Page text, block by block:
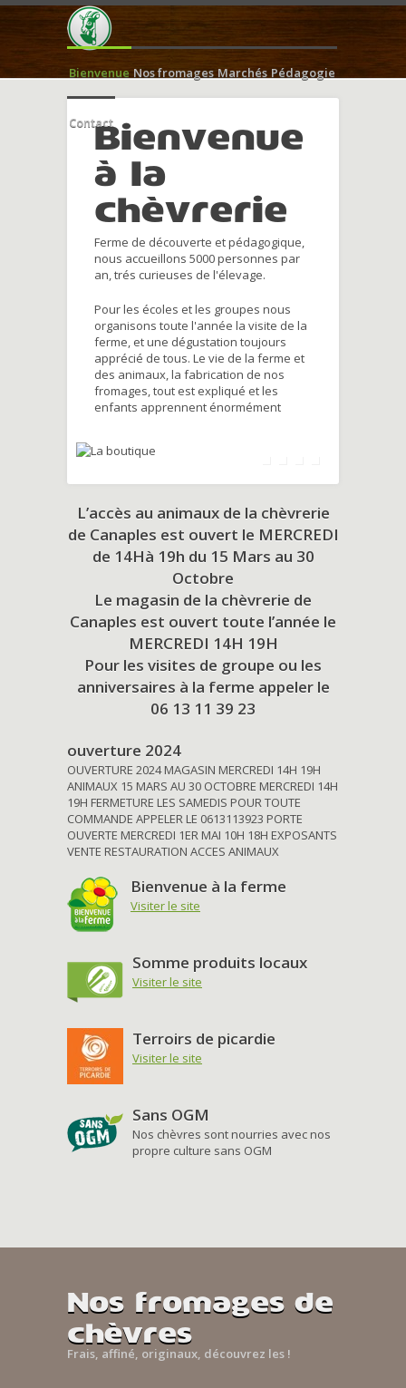
Bienvenue Nos fromages Marchés Pédagogie
ContactBienvenue
à la
chèvrerie
Ferme de découverte et pédagogique,
nous accueillons 5000 personnes par
an, trés curieuses de l'élevage.
Pour les écoles et les groupes nous
organisons toute l'année la visite de la
ferme, et une dégustation toujours
apprécié de tous. Le vie de la ferme et
des animaux, la fabrication de nos
fromages, tout est expliqué et les
enfants apprennent énormément
L’accès au animaux de la chèvrerie
de Canaples est ouvert le MERCREDI
de 14Hà 19h du 15 Mars au 30
Octobre
Le magasin de la chèvrerie de
Canaples est ouvert toute l’année le
MERCREDI 14H 19H
Pour les visites de groupe ou les
anniversaires à la ferme appeler le
06 13 11 39 23
ouverture 2024
OUVERTURE 2024 MAGASIN MERCREDI 14H 19H
ANIMAUX 15 MARS AU 30 OCTOBRE MERCREDI 14H
19H FERMETURE LES SAMEDIS POUR TOUTE
COMMANDE APPELER LE 0613113923 PORTE
OUVERTE MERCREDI 1ER MAI 10H 18H EXPOSANTS
VENTE RESTAURATION ACCES ANIMAUX
Bienvenue à la ferme
Visiter le site
Somme produits locaux
Visiter le site
Terroirs de picardie
Visiter le site
Sans OGM
Nos chèvres sont nourries avec nos
propre culture sans OGM
Nos fromages de
chèvres
Frais, affiné, originaux, découvrez les !